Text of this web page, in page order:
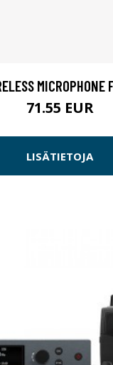
MICROPHONE
71.55 EUR
LISÄTIETOJA